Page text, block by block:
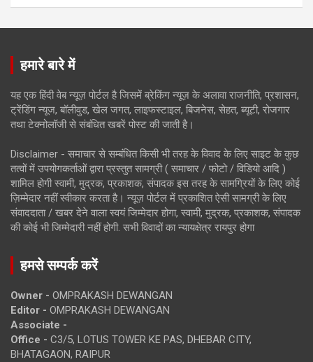
हमारे बारे में
यह एक हिंदी वेब न्यूज़ पोर्टल है जिसमें ब्रेकिंग न्यूज़ के अलावा राजनीति, प्रशासन,
ट्रेंडिंग न्यूज, बॉलीवुड, खेल जगत, लाइफस्टाइल, बिजनेस, सेहत, ब्यूटी, रोजगार
तथा टेक्नोलॉजी से संबंधित खबरें पोस्ट की जाती है।
Disclaimer - समाचार से सम्बंधित किसी भी तरह के विवाद के लिए साइट के कुछ
तत्वों में उपयोगकर्ताओं द्वारा प्रस्तुत सामग्री ( समाचार / फोटो / विडियो आदि )
शामिल होगी स्वामी, मुद्रक, प्रकाशक, संपादक इस तरह के सामग्रियों के लिए कोई
ज़िम्मेदार नहीं स्वीकार करता है। न्यूज़ पोर्टल में प्रकाशित ऐसी सामग्री के लिए
संवाददाता / खबर देने वाला स्वयं जिम्मेदार होगा, स्वामी, मुद्रक, प्रकाशक, संपादक
की कोई भी जिम्मेदारी नहीं होगी. सभी विवादों का न्यायक्षेत्र रायपुर होगा
हमसे सम्पर्क करें
Owner - OMPRAKASH DEWANGAN
Editor - OMPRAKASH DEWANGAN
Associate -
Office - C3/5, LOTUS TOWER KE PAS, DHEBAR CITY,
BHATAGAON, RAIPUR